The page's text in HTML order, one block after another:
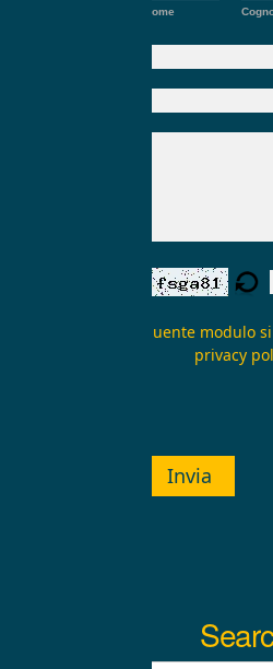
Nome
Inviando il seguente modulo
privacy
Invia